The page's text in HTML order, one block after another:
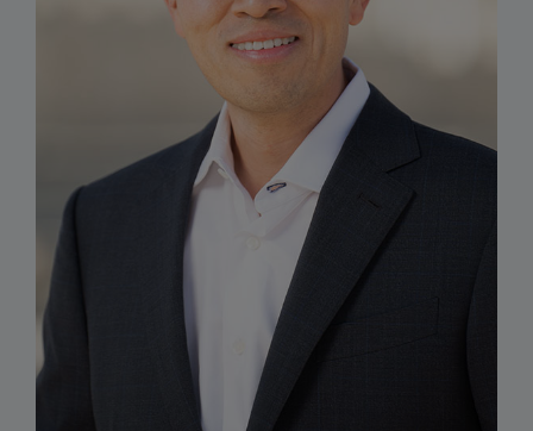
Christopher Koos
Joel Szabat